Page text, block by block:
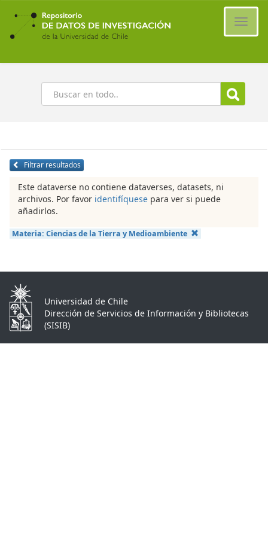
Ir
contenido
principal
Buscar
Filtrar resultados
Este dataverse no contiene dataverses, datasets, ni
archivos. Por favor identifíquese para ver si puede
añadirlos.
Materia: Ciencias de la Tierra y Medioambiente
Universidad de Chile
Dirección de Servicios de Información y Bibliotecas
(SISIB)